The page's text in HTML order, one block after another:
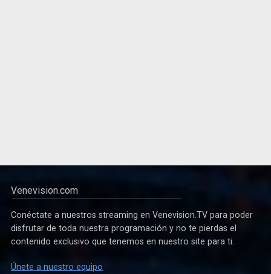
Venevision.com
Conéctate a nuestros streaming en Venevision.TV para poder
disfrutar de toda nuestra programación y no te pierdas el
contenido exclusivo que tenemos en nuestro site para ti.
Únete a nuestro equipo